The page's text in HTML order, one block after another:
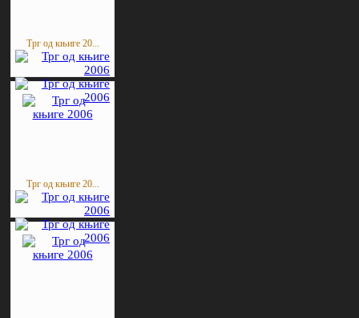
Трг од књиге 20...
Трг од књиге 20...